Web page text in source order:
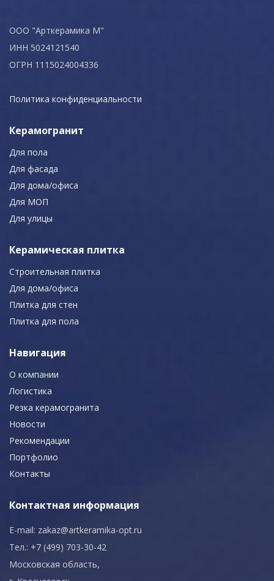
ООО "Арткерамика М"
ИНН 5024121540
ОГРН 1115024004336
Политика конфиденциальности
Керамогранит
Для пола
Для фасада
Для дома/офиса
Для МОП
Для улицы
Керамическая плитка
Строительная плитка
Для дома/офиса
Плитка для стен
Плитка для пола
Навигация
О компании
Логистика
Резка керамогранита
Новости
Рекомендации
Портфолио
Контакты
Контактная информация
E-mail: zakaz@artkeramika-opt.ru
Тел.: +7 (499) 703-30-42
Московская область,